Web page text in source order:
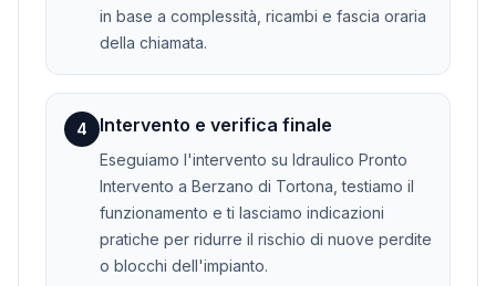
in base a complessità, ricambi e fascia oraria
della chiamata.
4 Intervento e verifica finale
Eseguiamo l'intervento su Idraulico Pronto
Intervento a Berzano di Tortona, testiamo il
funzionamento e ti lasciamo indicazioni
pratiche per ridurre il rischio di nuove perdite
o blocchi dell'impianto.